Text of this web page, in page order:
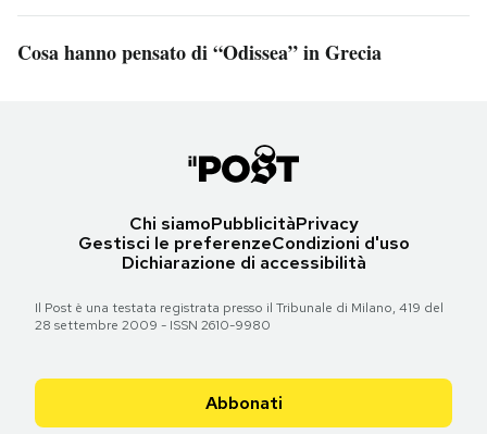
Cosa hanno pensato di “Odissea” in Grecia
Chi siamoPubblicitàPrivacy
Gestisci le preferenzeCondizioni d'uso
Dichiarazione di accessibilità
Il Post è una testata registrata presso il Tribunale di Milano, 419 del
28 settembre 2009 - ISSN 2610-9980
Abbonati